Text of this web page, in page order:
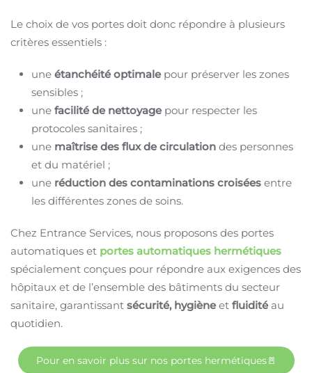
Le choix de vos portes doit donc répondre à plusieurs
critères essentiels :
une étanchéité optimale pour préserver les zones
sensibles ;
une facilité de nettoyage pour respecter les
protocoles sanitaires ;
une maîtrise des flux de circulation des personnes
et du matériel ;
une réduction des contaminations croisées entre
les différentes zones de soins.
Chez Entrance Services, nous proposons des portes
automatiques et portes automatiques hermétiques
spécialement conçues pour répondre aux exigences des
hôpitaux et de l’ensemble des bâtiments du secteur
sanitaire, garantissant sécurité, hygiène et fluidité au
quotidien.
Pour en savoir plus sur nos portes hermétiques🚪